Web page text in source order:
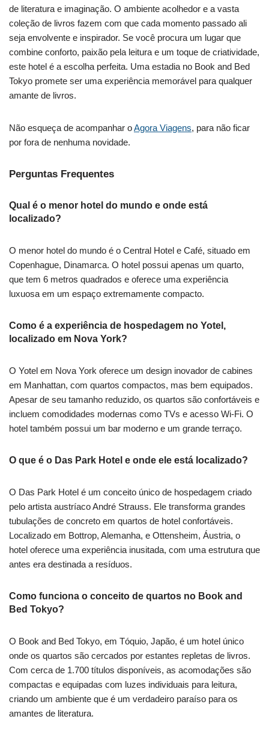
de literatura e imaginação. O ambiente acolhedor e a vasta
coleção de livros fazem com que cada momento passado ali
seja envolvente e inspirador. Se você procura um lugar que
combine conforto, paixão pela leitura e um toque de criatividade,
este hotel é a escolha perfeita. Uma estadia no Book and Bed
Tokyo promete ser uma experiência memorável para qualquer
amante de livros.
Não esqueça de acompanhar oAgora Viagens, para não ficar
por fora de nenhuma novidade.
Perguntas Frequentes
Qual é o menor hotel do mundo e onde está
localizado?
O menor hotel do mundo é o Central Hotel e Café, situado em
Copenhague, Dinamarca. O hotel possui apenas um quarto,
que tem 6 metros quadrados e oferece uma experiência
luxuosa em um espaço extremamente compacto.
Como é a experiência de hospedagem no Yotel,
localizado em Nova York?
O Yotel em Nova York oferece um design inovador de cabines
em Manhattan, com quartos compactos, mas bem equipados.
Apesar de seu tamanho reduzido, os quartos são confortáveis e
incluem comodidades modernas como TVs e acesso Wi-Fi. O
hotel também possui um bar moderno e um grande terraço.
O que é o Das Park Hotel e onde ele está localizado?
O Das Park Hotel é um conceito único de hospedagem criado
pelo artista austríaco André Strauss. Ele transforma grandes
tubulações de concreto em quartos de hotel confortáveis.
Localizado em Bottrop, Alemanha, e Ottensheim, Áustria, o
hotel oferece uma experiência inusitada, com uma estrutura que
antes era destinada a resíduos.
Como funciona o conceito de quartos no Book and
Bed Tokyo?
O Book and Bed Tokyo, em Tóquio, Japão, é um hotel único
onde os quartos são cercados por estantes repletas de livros.
Com cerca de 1.700 títulos disponíveis, as acomodações são
compactas e equipadas com luzes individuais para leitura,
criando um ambiente que é um verdadeiro paraíso para os
amantes de literatura.